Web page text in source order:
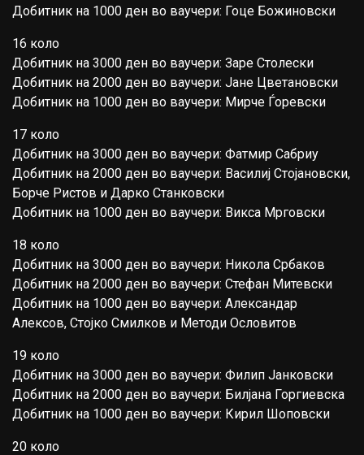
Добитник на 1000 ден во ваучери: Гоце Божиновски
16 коло
Добитник на 3000 ден во ваучери: Заре Столески
Добитник на 2000 ден во ваучери: Јане Цветановски
Добитник на 1000 ден во ваучери: Мирче Ѓоревски
17 коло
Добитник на 3000 ден во ваучери: Фатмир Сабриу
Добитник на 2000 ден во ваучери: Василиј Стојановски,
Борче Ристов и Дарко Станковски
Добитник на 1000 ден во ваучери: Викса Мрговски
18 коло
Добитник на 3000 ден во ваучери: Никола Србаков
Добитник на 2000 ден во ваучери: Стефан Митевски
Добитник на 1000 ден во ваучери: Александар
Алексов, Стојко Смилков и Методи Ословитов
19 коло
Добитник на 3000 ден во ваучери: Филип Јанковски
Добитник на 2000 ден во ваучери: Билјана Горгиевска
Добитник на 1000 ден во ваучери: Кирил Шоповски
20 коло